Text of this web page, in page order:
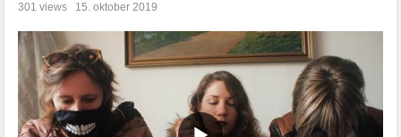
301 views 15. oktober 2019